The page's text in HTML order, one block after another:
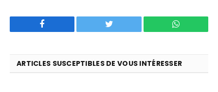
Twitter WhatsApp
ARTICLES SUSCEPTIBLES DE VOUS INTÉRESSER